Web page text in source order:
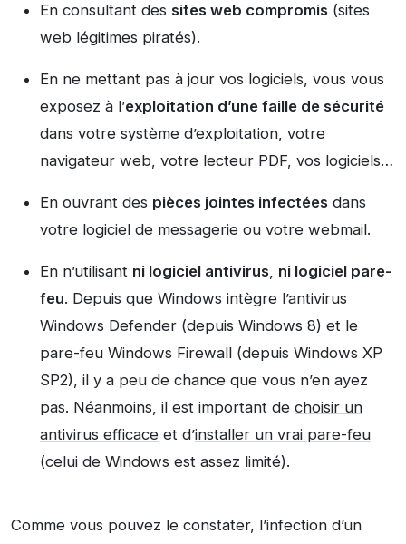
En consultant des sites web compromis (sites
web légitimes piratés).
En ne mettant pas à jour vos logiciels, vous vous
exposez à l’exploitation d’une faille de sécurité
dans votre système d’exploitation, votre
navigateur web, votre lecteur PDF, vos logiciels…
En ouvrant des pièces jointes infectées dans
votre logiciel de messagerie ou votre webmail.
En n’utilisant ni logiciel antivirus, ni logiciel pare-
feu. Depuis que Windows intègre l’antivirus
Windows Defender (depuis Windows 8) et le
pare-feu Windows Firewall (depuis Windows XP
SP2), il y a peu de chance que vous n’en ayez
pas. Néanmoins, il est important de choisir un
antivirus efficace et d’installer un vrai pare-feu
(celui de Windows est assez limité).
Comme vous pouvez le constater, l’infection d’un